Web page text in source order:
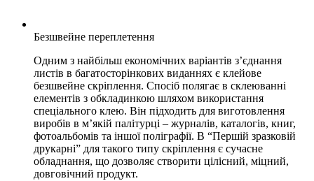
Безшвейне переплетення
Одним з найбільш економічних варіантів з’єднання
листів в багатосторінкових виданнях є клейове
безшвейне скріплення. Спосіб полягає в склеюванні
елементів з обкладинкою шляхом використання
спеціального клею. Він підходить для виготовлення
виробів в м’якій палітурці – журналів, каталогів, книг,
фотоальбомів та іншої поліграфії. В “Першій зразковій
друкарні” для такого типу скріплення є сучасне
обладнання, що дозволяє створити цілісний, міцний,
довговічний продукт.